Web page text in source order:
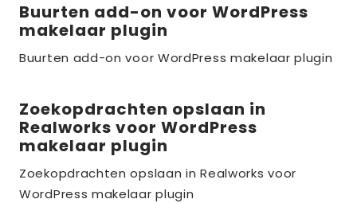
Lees
meer
over
Buurten add-on voor WordPress
makelaar plugin
Buurten add-on voor WordPress makelaar plugin
Lees
meer
over
the_title;
Zoekopdrachten opslaan in
Realworks voor WordPress
makelaar plugin
Zoekopdrachten opslaan in Realworks voor
WordPress makelaar plugin